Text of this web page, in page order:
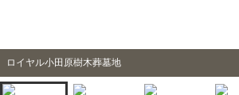
ロイヤル小田原樹木葬墓地